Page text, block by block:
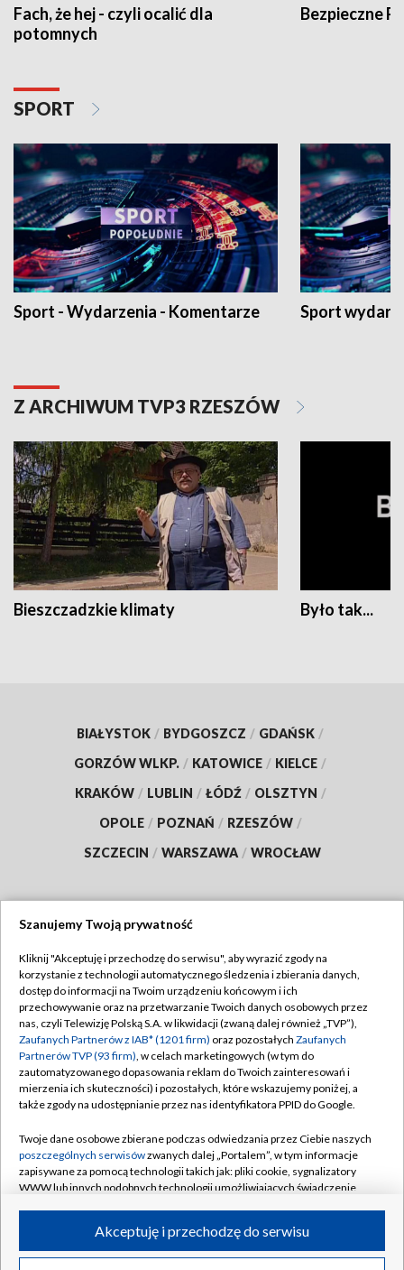
Fach, że hej - czyli ocalić dla
potomnych
Bezpieczne
SPORT
Sport - Wydarzenia - Komentarze Sport
Z ARCHIWUM TVP3 RZESZÓW
Bieszczadzkie klimaty Było tak...
BIAŁYSTOK / BYDGOSZCZ / GDAŃSK /
GORZÓW WLKP. / KATOWICE / KIELCE /
KRAKÓW / LUBLIN / ŁÓDŹ / OLSZTYN /
OPOLE / POZNAŃ / RZESZÓW /
SZCZECIN / WARSZAWA / WROCŁAW
TVP
Abonament TVP
Emisja w TVP
Centrum informacji TVP
Naziemna Telewizja Cyfrowa
Rada Programowa
System NOS
Informacje o nadawcy
Program dla prasy
Regulamin TVP
Polityka prywatności
Moje zgody
Pomoc
Kontakt
Kanały
©2026 Telewizja Polska S.A. w likwidacji
Szanujemy Twoją prywatność
Kliknij "Akceptuję i przechodzę do serwisu", aby wyrazić zgody na
korzystanie z technologii automatycznego śledzenia i zbierania danych,
dostęp do informacji na Twoim urządzeniu końcowym i ich
przechowywanie oraz na przetwarzanie Twoich danych osobowych przez
nas, czyli Telewizję Polską S.A. w likwidacji (zwaną dalej również „TVP”),
Zaufanych Partnerów z IAB* (1201 firm) oraz pozostałych Zaufanych
Partnerów TVP (93 firm), w celach marketingowych (w tym do
zautomatyzowanego dopasowania reklam do Twoich zainteresowań i
mierzenia ich skuteczności) i pozostałych, które wskazujemy poniżej, a
także zgody na udostępnianie przez nas identyfikatora PPID do Google.
Twoje dane osobowe zbierane podczas odwiedzania przez Ciebie naszych
poszczególnych serwisówzwanych dalej „Portalem”, w tym informacje
zapisywane za pomocą technologii takich jak: pliki cookie, sygnalizatory
WWW lub innych podobnych technologii umożliwiających świadczenie
ruchu w Internecie.Akceptuję i przechodzę do serwisu